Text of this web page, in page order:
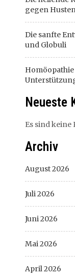
gegen
Die sanfte
und Globuli
Neueste
Es sind
Archiv
August 2026
Juli 2026
Juni 2026
Mai 2026
April 2026